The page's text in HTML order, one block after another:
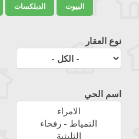
الدبلكسات البيوت
نوع العقار
اسم الحي